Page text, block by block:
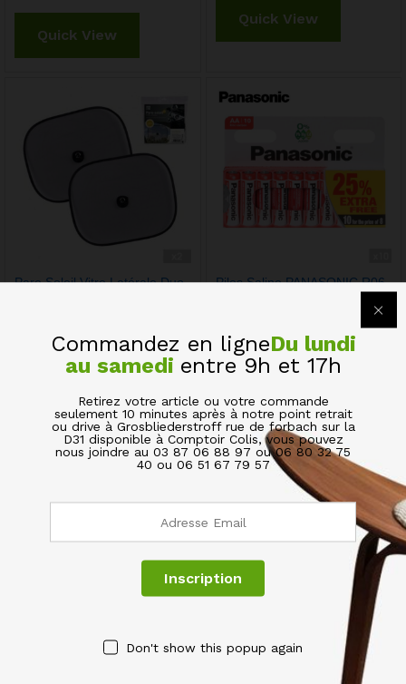
Quick View
Quick View
Pare Soleil Vitre Latérale Duo
Quick View
Piles Saline PANASONIC R06
Quick View
Rangement CD Pour 24 CD
Blue Ray
Commandez en ligneDu lundi
au samedi entre 9h et 17h
Retirez votre article ou votre commande
seulement 10 minutes après à notre point retrait
ou drive à Grosbliederstroff rue de forbach sur la
D31 disponible à Comptoir Colis, vous pouvez
nous joindre au 03 87 06 88 97 ou 06 80 32 75
40 ou 06 51 67 79 57
Don't show this popup again